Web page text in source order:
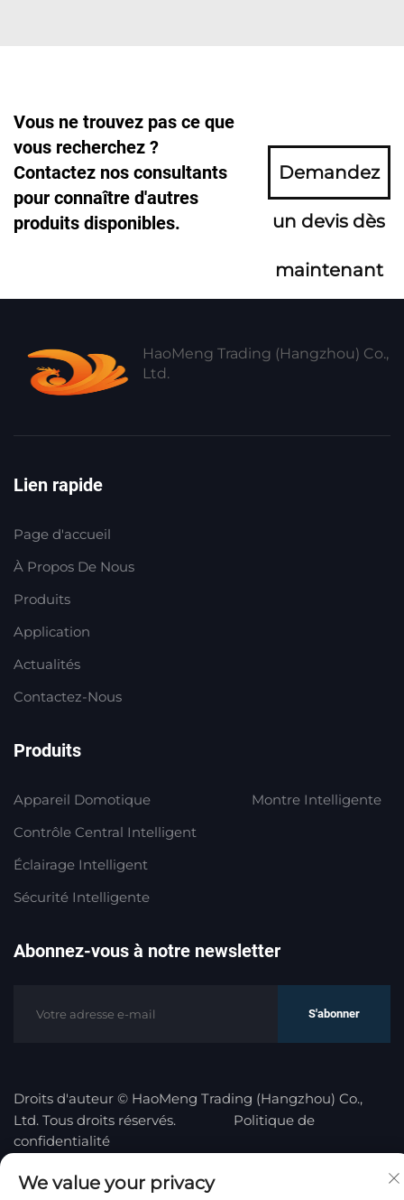
Vous ne trouvez pas ce que
vous recherchez ?
Contactez nos consultants
pour connaître d'autres
produits disponibles.
Demandez
un devis dès
maintenant
HaoMeng Trading (Hangzhou) Co.,
Ltd.
Lien rapide
Page d'accueil
À Propos De Nous
Produits
Application
Actualités
Contactez-Nous
Produits
Appareil Domotique
Contrôle Central Intelligent
Éclairage Intelligent
Sécurité Intelligente
Montre Intelligente
Abonnez-vous à notre newsletter
S'abonner
Droits d'auteur © HaoMeng Trading (Hangzhou) Co.,
Ltd. Tous droits réservés.
Politique de
confidentialité
Remonter en haut
We value your privacy